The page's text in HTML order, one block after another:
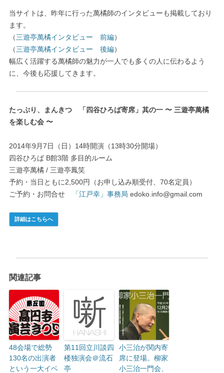
当サイトは、昨年に行った萬橘師のインタビューも掲載しており
ます。
（三遊亭萬橘インタビュー 前編）
（三遊亭萬橘インタビュー 後編）
幅広く活躍する萬橘師の魅力が一人でも多くの人に伝わるよう
に、今後も応援してきます。
たっぷり、まんきつ 「四谷ひろば寄席」其の一 〜 三遊亭萬橘
を楽しむ会 〜
2014年9月7日（日）14時開演（13時30分開場）
四谷ひろば B館3階 多目的ルーム
三遊亭萬橘 / 三遊亭鳳笑
予約・当日ともに2,500円（お申し込み順受付、70名定員）
ご予約・お問合せ
「江戸幸」事務局 edoko.info@gmail.com
関連記事
48会場で総勢
130名の出演者
という一大イベ
第11回立川談四
楼独演会＠流石
亭
小三治が関内寄
席に登場。柳家
小三治一門会、